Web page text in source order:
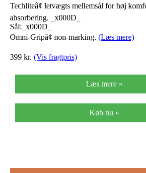
Techliteâ¢ letvægts mellemsål for høj
absorbering. _x000D_
Sål:_x000D_
Omni-Gripâ¢ non-marking. (Læs mere)
399 kr. (Vis fragtpris)
Læs mere »
Køb nu »